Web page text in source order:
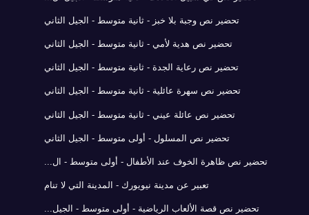
تحضير نص وجبة بلا خبز - ثانية متوسط - الجيل الثاني
تحضير نص هدية لأمي - ثانية متوسط - الجيل الثاني
تحضير نص رعاية الجدة - ثانية متوسط - الجيل الثاني
تحضير نص سهرة عائلية - ثانية متوسط - الجيل الثاني
تحضير نص عائلة عيني - ثانية متوسط - الجيل الثاني
تحضير نص المسلول - أولى متوسط - الجيل الثاني
تحضير نص ظاهرة الخوف عند الأطفال - أولى متوسط - ال...
تعبير عن مدينة نيويورك - المدينة التي لا تنام
تحضير نص قصة الألعاب الرياضية - أولى متوسط - الجيل...